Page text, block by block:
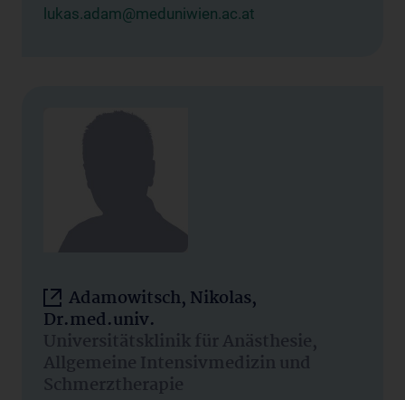
lukas.adam@meduniwien.ac.at
Adamowitsch, Nikolas,
Dr.med.univ.
Universitätsklinik für Anästhesie,
Allgemeine Intensivmedizin und
Schmerztherapie